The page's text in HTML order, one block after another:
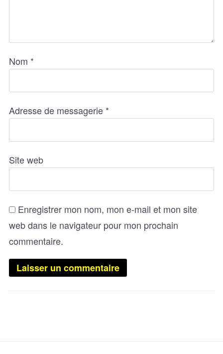
Nom *
Adresse de messagerie *
Site web
Enregistrer mon nom, mon e-mail et mon site
web dans le navigateur pour mon prochain
commentaire.